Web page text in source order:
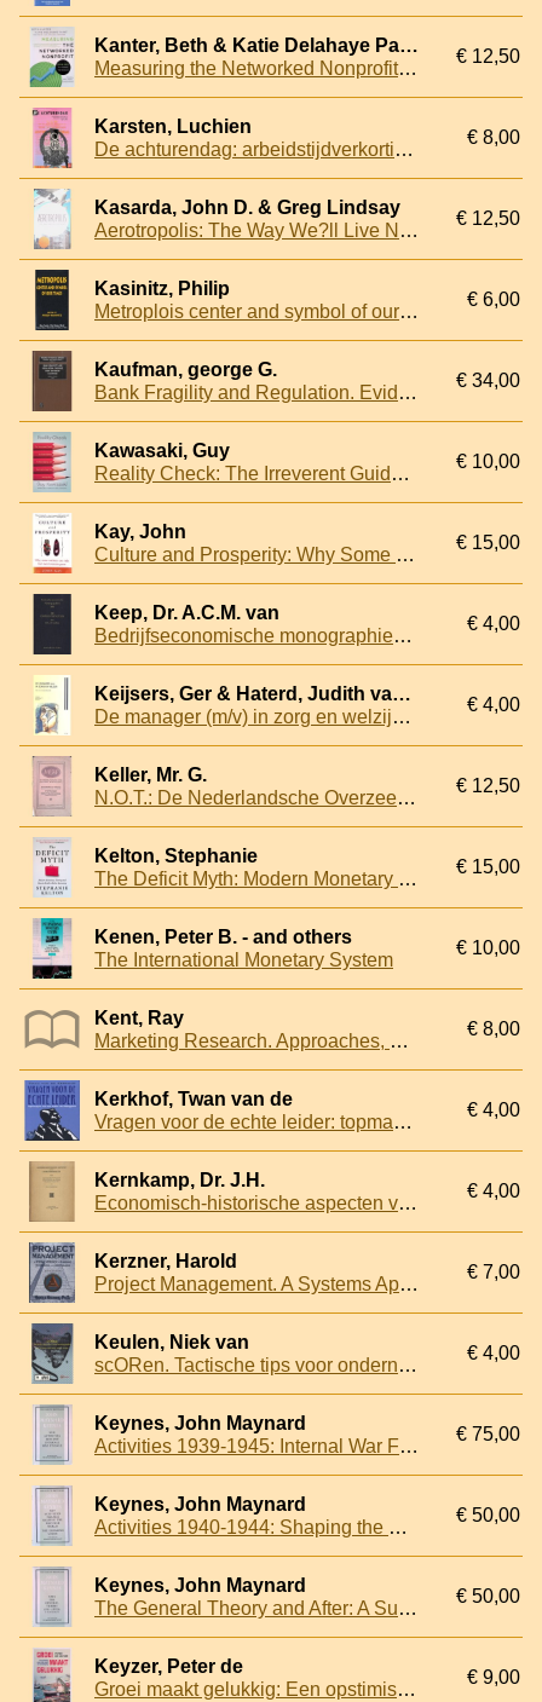
Kanter, Beth & Katie Delahaye Paine
Measuring the Networked Nonprofit: Using Data to Change the World
€ 12,50
Karsten, Luchien
De achturendag: arbeidstijdverkorting in historisch perspectief 1817-1919
€ 8,00
Kasarda, John D. & Greg Lindsay
Aerotropolis: The Way We?ll Live Next
€ 12,50
Kasinitz, Philip
Metroplois center and symbol of our times
€ 6,00
Kaufman, george G.
Bank Fragility and Regulation. Evidence from Different Countries
€ 34,00
Kawasaki, Guy
Reality Check: The Irreverent Guide to Outsmarting, Outmanaging, and Outmarketing Your Competition
€ 10,00
Kay, John
Culture and Prosperity: Why Some Nations Are Rich but Most Remain Poor
€ 15,00
Keep, Dr. A.C.M. van
Bedrijfseconomische monographieën XVII: De dividendpolitiek
€ 4,00
Keijsers, Ger & Haterd, Judith van de & Geomini, Marion & Leistra, Ellen
De manager (m/v) in zorg en welzijn. Taak- en competentieprofiel
€ 4,00
Keller, Mr. G.
N.O.T.: De Nederlandsche Overzee Trustmaatschappij: haar oorsprong en werkwijze
€ 12,50
Kelton, Stephanie
The Deficit Myth: Modern Monetary Theory and how to Build a Better Economy
€ 15,00
Kenen, Peter B. - and others
The International Monetary System
€ 10,00
Kent, Ray
Marketing Research. Approaches, Methods and Applications in Europe
€ 8,00
Kerkhof, Twan van de
Vragen voor de echte leider: topmanagers over hun manier van leidinggeven
€ 4,00
Kernkamp, Dr. J.H.
Economisch-historische aspecten van de literatuurproductie. Rede uitgesproken bij de aanvaarding van het ambt van hoogleraar aan de Nederlandsche Economische Hoogeschool te Rotterdam op 3 februari 1949
€ 4,00
Kerzner, Harold
Project Management. A Systems Approach to Planning, Scheduling, and Controlling - Sixth edition
€ 7,00
Keulen, Niek van
scORen. Tactische tips voor ondernemingsraden
€ 4,00
Keynes, John Maynard
Activities 1939-1945: Internal War Finance
€ 75,00
Keynes, John Maynard
Activities 1940-1944: Shaping the Postwar World: The Clearing Union
€ 50,00
Keynes, John Maynard
The General Theory and After: A Supplement
€ 50,00
Keyzer, Peter de
Groei maakt gelukkig: Een opstimist over vrije markt en vooruitgang.
€ 9,00